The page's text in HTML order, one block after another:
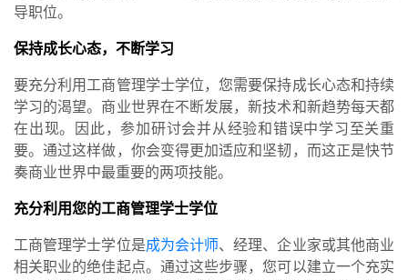
导职位。
保持成长心态，不断学习
要充分利用工商管理学士学位，您需要保持成长心态和持续
学习的渴望。商业世界在不断发展，新技术和新趋势每天都
在出现。因此，参加研讨会并从经验和错误中学习至关重
要。通过这样做，你会变得更加适应和坚韧，而这正是快节
奏商业世界中最重要的两项技能。
充分利用您的工商管理学士学位
工商管理学士学位是成为会计师、经理、企业家或其他商业
相关职业的绝佳起点。通过这些步骤，您可以建立一个充实